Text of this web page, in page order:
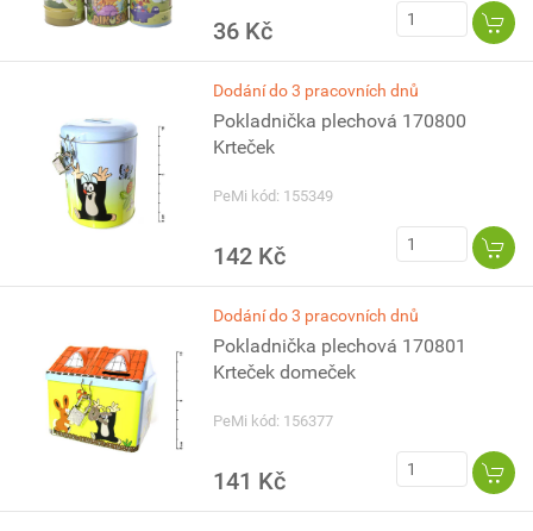
36 Kč
Dodání do 3 pracovních dnů
Pokladnička plechová 170800
Krteček
PeMi kód: 155349
142 Kč
Dodání do 3 pracovních dnů
Pokladnička plechová 170801
Krteček domeček
PeMi kód: 156377
141 Kč